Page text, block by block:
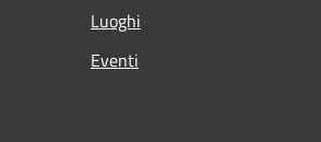
Luoghi
Eventi